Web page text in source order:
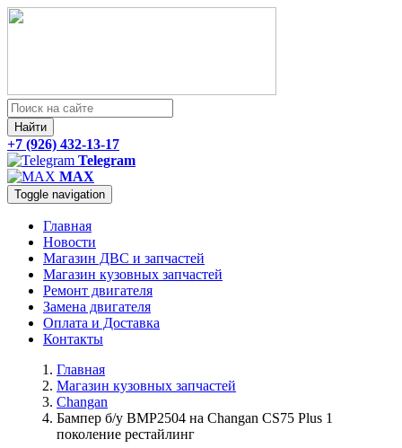
Найти
+7 (926) 432-13-17
Telegram
MAX
Toggle navigation
Главная
Новости
Магазин ДВС и запчастей
Магазин кузовных запчастей
Ремонт двигателя
Замена двигателя
Оплата и Доставка
Контакты
Главная
Магазин кузовных запчастей
Changan
Бампер б/у BMP2504 на Changan CS75 Plus 1
поколение рестайлинг